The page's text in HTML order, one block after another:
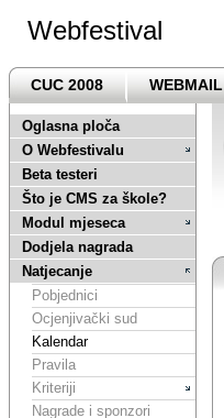
Webfestival
CUC 2008 WEBMAIL
Oglasna ploča
O Webfestivalu
Beta testeri
Što je CMS za škole?
Modul mjeseca
Dodjela nagrada
Natjecanje
Pobjednici
Ocjenjivački sud
Kalendar
Pravila
Kriteriji
Nagrade i sponzori